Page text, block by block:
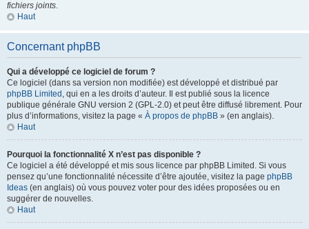
fichiers joints.
Haut
Concernant phpBB
Qui a développé ce logiciel de forum ?
Ce logiciel (dans sa version non modifiée) est développé et distribué par
phpBB Limited , qui en a les droits d’auteur. Il est publié sous la licence
publique générale GNU version 2 (GPL-2.0) et peut être diffusé librement. Pour
plus d’informations, visitez la page « À propos de phpBB » (en anglais).
Haut
Pourquoi la fonctionnalité X n’est pas disponible ?
Ce logiciel a été développé et mis sous licence par phpBB Limited. Si vous
pensez qu’une fonctionnalité nécessite d’être ajoutée, visitez la page phpBB
Ideas (en anglais) où vous pouvez voter pour des idées proposées ou en
suggérer de nouvelles.
Haut